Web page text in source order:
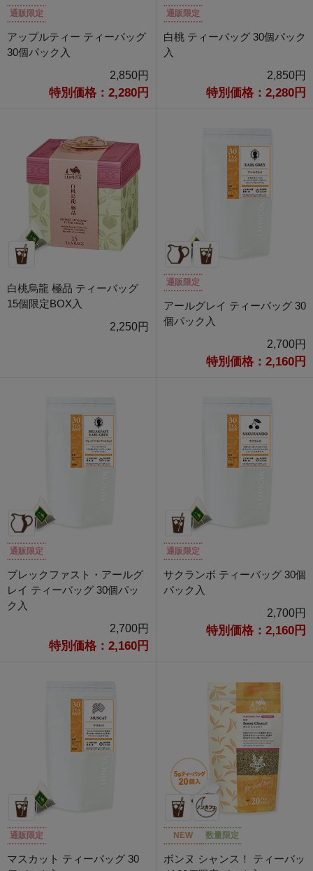
通販限定
アップルティー ティーバッグ
30個パック入
2,850円
特別価格：2,280円
通販限定
白桃 ティーバッグ 30個パック
入
2,850円
特別価格：2,280円
白桃烏龍 極品 ティーバッグ
15個限定BOX入
2,250円
通販限定
アールグレイ ティーバッグ 30
個パック入
2,700円
特別価格：2,160円
通販限定
ブレックファスト・アールグ
レイ ティーバッグ 30個パッ
ク入
2,700円
特別価格：2,160円
通販限定
サクランボ ティーバッグ 30個
パック入
2,700円
特別価格：2,160円
通販限定
マスカット ティーバッグ 30
NEW 数量限定
ボンヌ シャンス！ ティーバッ